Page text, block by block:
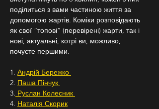
поділиться з вами частиною життя за
допомогою жартів. Коміки розповідають
як свої “топові” (перевірені) жарти, так і
нові, актуальні, котрі ви, можливо,
почуєте першими.
1. Андрій Бережко
2. Паша Пінчук
3. Руслан Колесник
4. Наталія Скорик